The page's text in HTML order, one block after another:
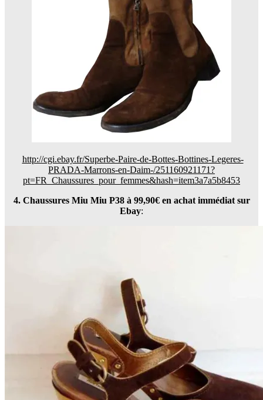
http://cgi.ebay.fr/Superbe-Paire-de-Bottes-Bottines-Legeres-
PRADA-Marrons-en-Daim-/251160921171?
pt=FR_Chaussures_pour_femmes&hash=item3a7a5b8453
4. Chaussures Miu Miu P38 à 99,90€ en achat immédiat sur
Ebay: